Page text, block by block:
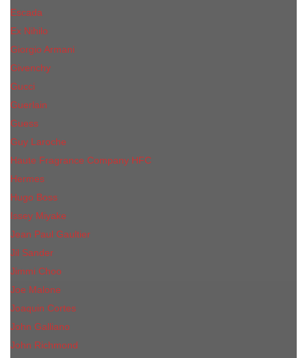
Escada
Ex Nihilo
Giorgio Armani
Givenchy
Gucci
Guerlain
Guess
Guy Laroche
Haute Fragrance Company HFC
Hermes
Hugo Boss
Issey Miyake
Jean Paul Gaultier
Jil Sander
Jimmi Choo
Jое Malоnе
Joaquin Cortes
John Galliano
John Richmond